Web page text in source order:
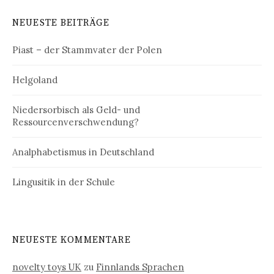
NEUESTE BEITRÄGE
Piast – der Stammvater der Polen
Helgoland
Niedersorbisch als Geld- und
Ressourcenverschwendung?
Analphabetismus in Deutschland
Lingusitik in der Schule
NEUESTE KOMMENTARE
novelty toys UK zu Finnlands Sprachen